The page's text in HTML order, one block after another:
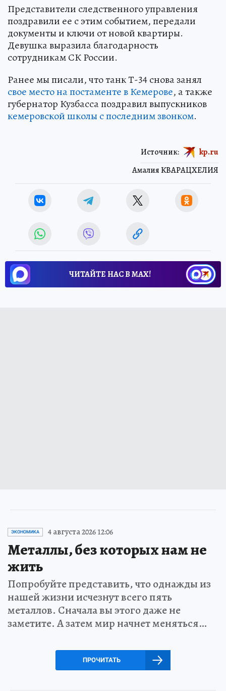
Представители следственного управления
поздравили ее с этим событием, передали
документы и ключи от новой квартиры.
Девушка выразила благодарность
сотрудникам СК России.
Ранее мы писали, что танк Т-34 снова занял
свое место на постаменте в Кемерове, а также
губернатор Кузбасса поздравил выпускников
кемеровской школы с последним звонком.
Амалия КВАРАЦХЕЛИЯ
Источник: kp.ru
ЧИТАЙТЕ НАС В МАХ!
ЭКОНОМИКА 4 августа 2026 12:06
Металлы, без которых нам не
жить
Попробуйте представить, что однажды из
нашей жизни исчезнут всего пять
металлов. Сначала вы этого даже не
заметите. А затем мир начнет меняться…
ПРОЧИТАТЬ